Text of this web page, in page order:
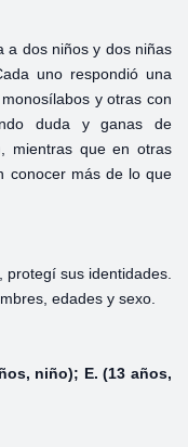
a dos niños y dos niñas
uno respondió una
y otras con
duda y ganas de
mientras que en otras
conocer más de lo que
sus identidades.
edades y sexo.
niño); E. (13 años,